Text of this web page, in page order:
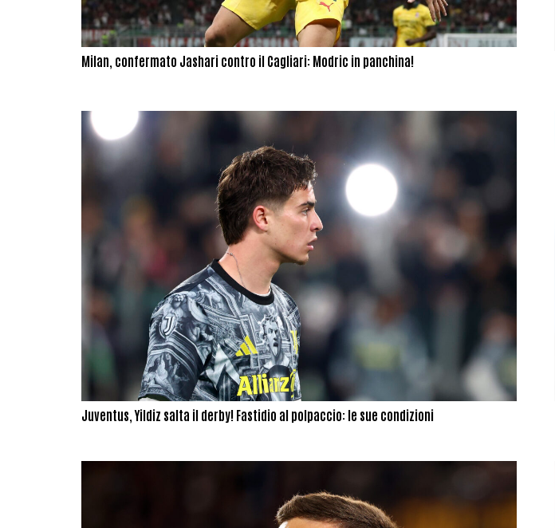
Milan, confermato Jashari contro il Cagliari: Modric in panchina!
Juventus, Yildiz salta il derby! Fastidio al polpaccio: le sue condizioni